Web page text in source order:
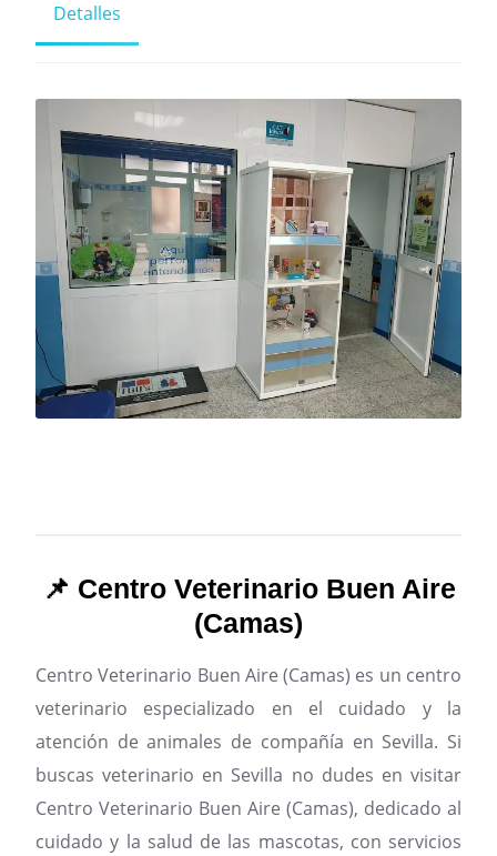
Detalles
📌 Centro Veterinario Buen Aire
(Camas)
Centro Veterinario Buen Aire (Camas) es un centro
veterinario especializado en el cuidado y la
atención de animales de compañía en Sevilla. Si
buscas veterinario en Sevilla no dudes en visitar
Centro Veterinario Buen Aire (Camas), dedicado al
cuidado y la salud de las mascotas, con servicios